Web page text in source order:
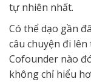
tự nhiên nhất.
Có thể dạo gần
câu chuyện đi
Cofounder nào
không chỉ hiểu